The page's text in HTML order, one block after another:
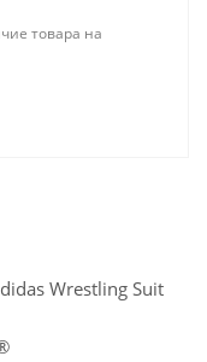
товара на
Wrestling Suit